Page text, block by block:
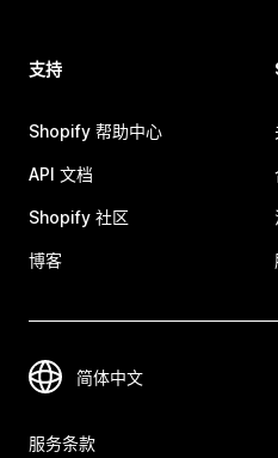
支持
Shopify 帮助中心
API 文档
Shopify 社区
博客
服务条款